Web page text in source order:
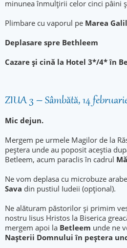
minunea înmulţirii celor cinci pâini
Plimbare cu vaporul pe Marea
Deplasare spre Bethleem
Cazare şi cină la Hotel 3*/4* în
ZIUA 3 – Sâmbătă, 14
Mic dejun.
Mergem pe urmele Magilor de la
peștera unde au poposit aceștia
Betleem, acum paraclis în cadrul
Ne vom deplasa cu microbuze
Sava din pustiul Iudeii (opţional).
Ne alăturam păstorilor și primim
nostru Iisus Hristos la Biserica
mergem apoi la Betleem unde ne
Naşterii Domnului în peștera